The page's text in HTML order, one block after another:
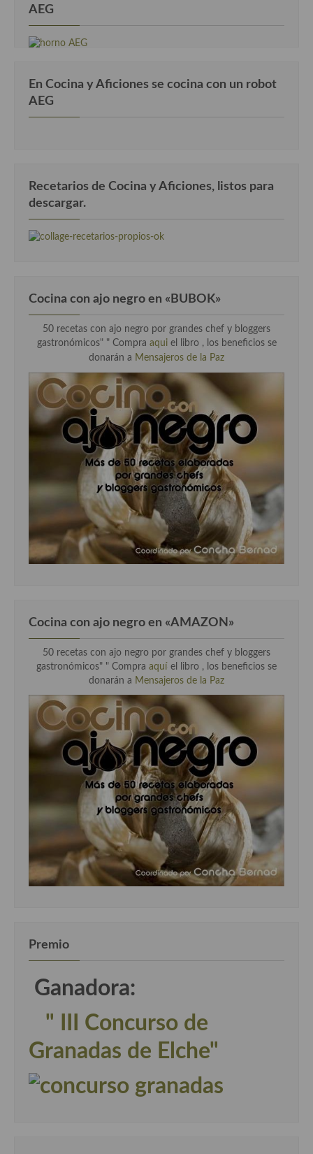
AEG
En Cocina y Aficiones se cocina con un robot
AEG
Recetarios de Cocina y Aficiones, listos para
descargar.
Cocina con ajo negro en «BUBOK»
50 recetas con ajo negro por grandes chef y bloggers
gastronómicos" " Compra aqui el libro , los beneficios se
donarán a Mensajeros de la Paz
Cocina con ajo negro en «AMAZON»
50 recetas con ajo negro por grandes chef y bloggers
gastronómicos" " Compra aquí el libro , los beneficios se
donarán a Mensajeros de la Paz
Premio
Ganadora:
" III Concurso de
Granadas de Elche"